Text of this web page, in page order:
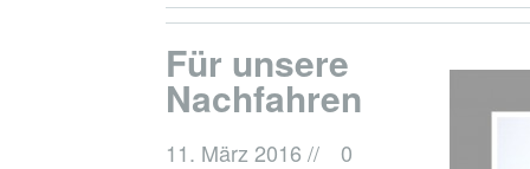
Für unsere
Nachfahren
11. März 2016 // 0